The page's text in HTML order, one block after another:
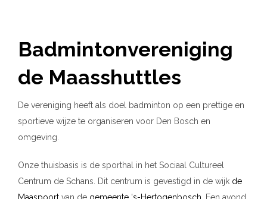
Badmintonvereniging
de Maasshuttles
De vereniging heeft als doel badminton op een prettige en
sportieve wijze te organiseren voor Den Bosch en
omgeving.
Onze thuisbasis is de sporthal in het Sociaal Cultureel
Centrum de Schans. Dit centrum is gevestigd in de wijk de
Maaspoort van de gemeente ‘s-Hertogenbosch . Een avond